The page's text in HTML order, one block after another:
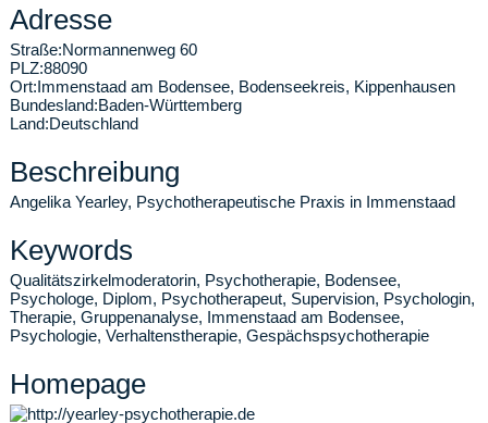
Adresse
Straße:Normannenweg 60
PLZ:88090
Ort:Immenstaad am Bodensee, Bodenseekreis, Kippenhausen
Bundesland:Baden-Württemberg
Land:Deutschland
Beschreibung
Angelika Yearley, Psychotherapeutische Praxis in Immenstaad
Keywords
Qualitätszirkelmoderatorin, Psychotherapie, Bodensee,
Psychologe, Diplom, Psychotherapeut, Supervision, Psychologin,
Therapie, Gruppenanalyse, Immenstaad am Bodensee,
Psychologie, Verhaltenstherapie, Gespächspsychotherapie
Homepage